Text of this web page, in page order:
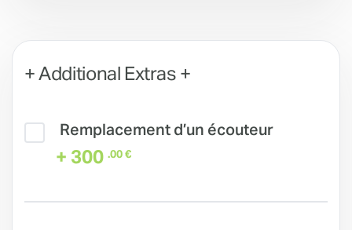
+ Additional Extras +
Remplacement d’un écouteur
+ 300 .00 €